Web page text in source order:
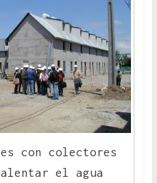
con colectores
el agua